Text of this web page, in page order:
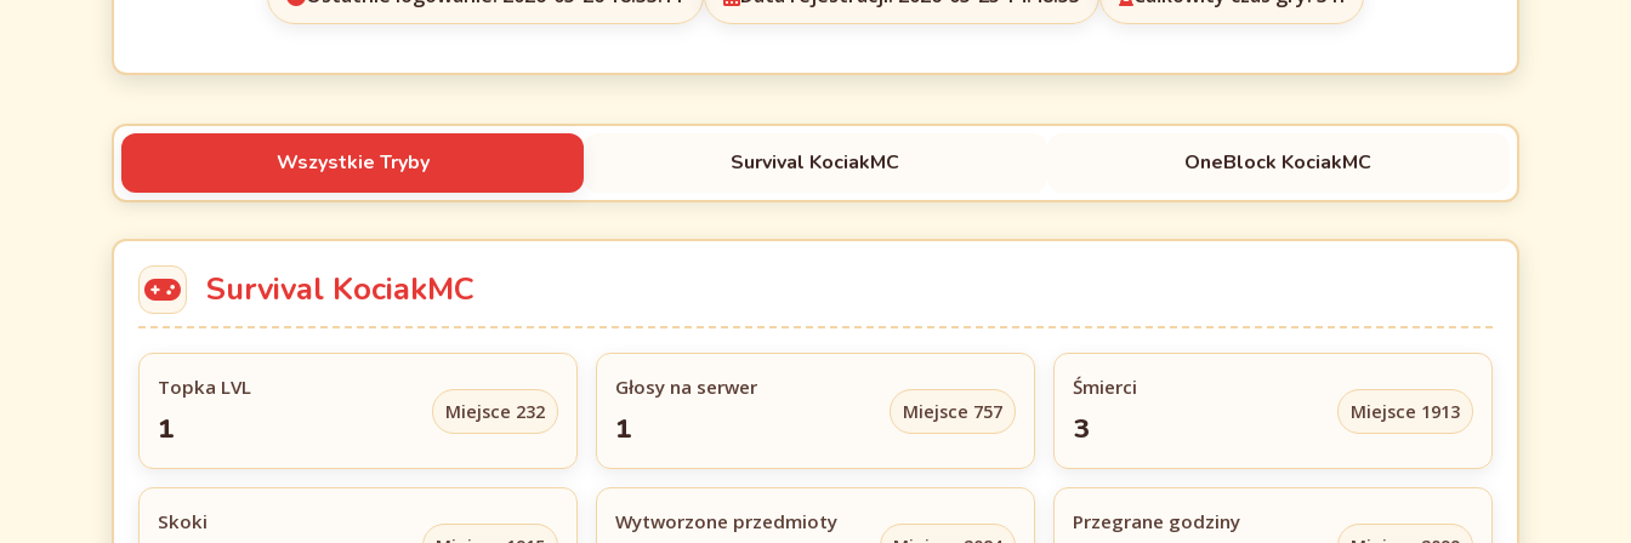
Wszystkie Tryby Survival KociakMC OneBlock KociakMC
Survival KociakMC
Topka LVL
1 Miejsce 232
Głosy na serwer
1 Miejsce 757
Śmierci
3 Miejsce 1913
Skoki Wytworzone przedmioty Przegrane godziny